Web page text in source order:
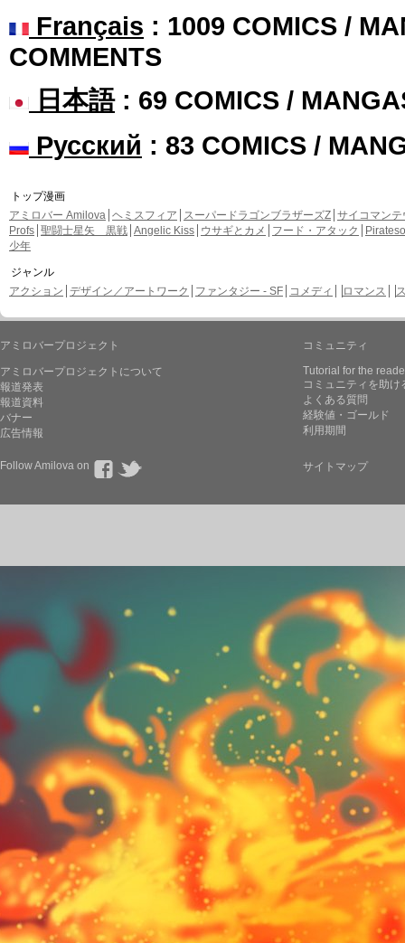
Français : 1009 COMICS /
COMMENTS
日本語: 69 COMICS /
Русский : 83 COMICS /
トップ漫画
アミロバー Amilova ヘミスフィア スーパードラゴンブラザーズZ サイコマンテ
Profs 聖闘士星矢 黒戦 Angelic Kiss ウサギとカメ フード・アタック
少年
ジャンル
アクション デザイン／アートワーク ファンタジー - SF コメディ ロマンス
アミロバープロジェクト
アミロバープロジェクトについて
報道発表
報道資料
バナー
広告情報
コミュニティ
Tutorial for the
コミュニティを助け
よくある質問
経験値・ゴールド
利用期間
Follow Amilova on サイトマップ